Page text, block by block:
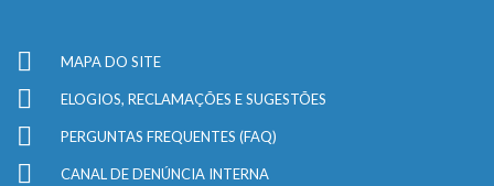
MAPA DO SITE
ELOGIOS, RECLAMAÇÕES E SUGESTÕES
PERGUNTAS FREQUENTES (FAQ)
CANAL DE DENÚNCIA INTERNA